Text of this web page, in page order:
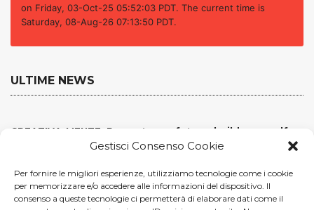
Gestisci Consenso Cookie
Per fornire le migliori esperienze, utilizziamo tecnologie come i cookie
per memorizzare e/o accedere alle informazioni del dispositivo. Il
consenso a queste tecnologie ci permetterà di elaborare dati come il
on Friday, 03-Oct-25 05:52:03 PDT. The current time is
Saturday, 08-Aug-26 07:13:50 PDT.
ULTIME NEWS
CREATIVA-MENTE, Prompt your future, build your self
A scuola di Futuro: al via il nuovo Master Executive in
New Technologies & Innovation System